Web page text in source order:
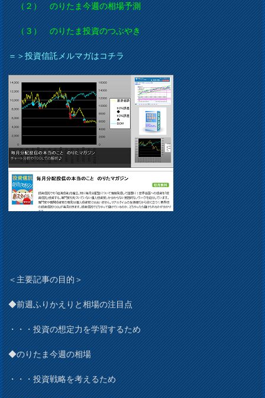
（２） のりたま今週の相場予測
（３） のりたま投資のつぶやき
＝＞投資信託メルマガはコチラ
＜主要記事の目的＞
◆前週ふりかえりと相場の注目点
・・・投資の想定力を学習するため
◆のりたま今週の相場
・・・投資戦略を考えるため